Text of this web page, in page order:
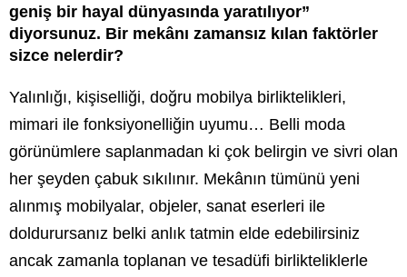
geniş bir hayal dünyasında yaratılıyor”
diyorsunuz. Bir mekânı zamansız kılan faktörler
sizce nelerdir?
Yalınlığı, kişiselliği, doğru mobilya birliktelikleri,
mimari ile fonksiyonelliğin uyumu… Belli moda
görünümlere saplanmadan ki çok belirgin ve sivri olan
her şeyden çabuk sıkılınır. Mekânın tümünü yeni
alınmış mobilyalar, objeler, sanat eserleri ile
doldurursanız belki anlık tatmin elde edebilirsiniz
ancak zamanla toplanan ve tesadüfi birlikteliklerle